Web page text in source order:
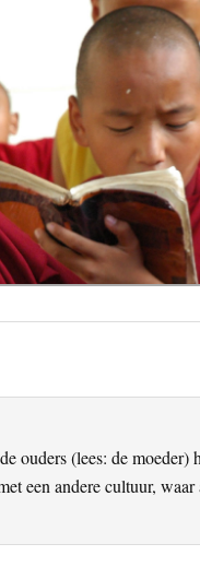
ouders (lees: de
een andere cultuur,